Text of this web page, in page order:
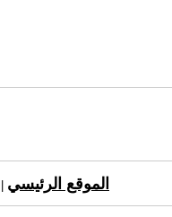
الموقع الرئيسي